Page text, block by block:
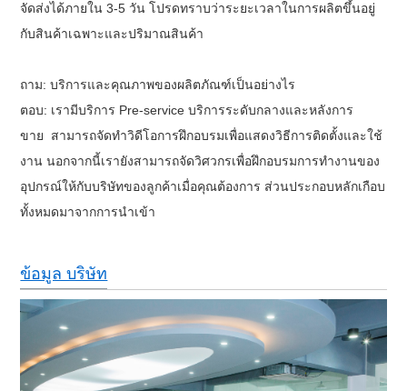
จัดส่งได้ภายใน 3-5 วัน โปรดทราบว่าระยะเวลาในการผลิตขึ้นอยู่
กับสินค้าเฉพาะและปริมาณสินค้า
ถาม: บริการและคุณภาพของผลิตภัณฑ์เป็นอย่างไร
ตอบ: เรามีบริการ Pre-service บริการระดับกลางและหลังการ
ขาย
สามารถจัดทำวิดีโอการฝึกอบรมเพื่อแสดงวิธีการติดตั้งและใช้
งานนอกจากนี้เรายังสามารถจัดวิศวกรเพื่อฝึกอบรมการทำงานของ
อุปกรณ์ให้กับบริษัทของลูกค้าเมื่อคุณต้องการ ส่วนประกอบหลักเกือบ
ทั้งหมดมาจากการนำเข้า
ข้อมูล บริษัท